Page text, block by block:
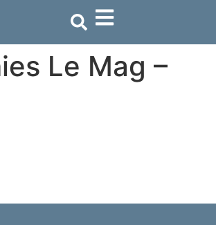
Le Mag –